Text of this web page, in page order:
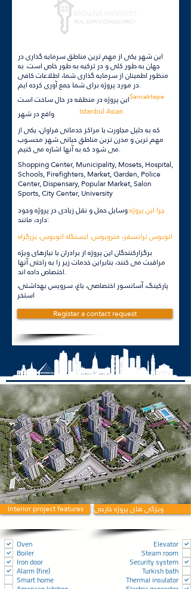
این شهر یکی از مهم ترین مناطق سرمایه گذاری در
جهان به طور کلی و در ترکیه به طور خاص است. به
منظور اطمینان از سرمایه گذاری شما، اطلاعات کافی
در مورد پروژه برای شما جمع آوری کرده ایم.
Sancaktepeاین پروژه در منطقه در حال ساخت است
Istanbul Asian
واقع در شهر
که به دلیل مجاورت با مراکز خدماتی فراوان، یکی از
مهم ترین و مدرن ترین مناطق حیاتی شهر محسوب
می شود که به آنها اشاره می کنیم.
Shopping Center, Municipality, Mosets, Hospital,
Schools, Firefighters, Market, Garden, Police
Center, Dispensary, Popular Market, Salon
Sports, City Center, University
چرا این پروژه:وسایل حمل و نقل زیادی در پروژه وجود
دارد، مانند:
اتوبوس ترانسفر، متروبوس، ایستگاه اتوبوس، بزرگراه
برگزارکنندگان این پروژه از برادران با نیازهای ویژه
مراقبت می کنند، بنابراین خدمات زیر را به راحتی آنها
اختصاص داده اند.
پارکینگ، آسانسور اختصاصی، باغ، سرویس بهداشتی،
استخر
Register a contact request
Interior project features ویژگی های پروژه خارجی
Oven
Boiler
Iron door
Alarm (fire)
Smart home
Elevator
Steam room
Security system
Turkish bath
Thermal insulator